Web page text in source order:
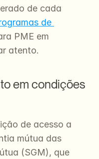
de cada
de
PME em
atento.
em condições
de acesso a
mútua das
(SGM), que